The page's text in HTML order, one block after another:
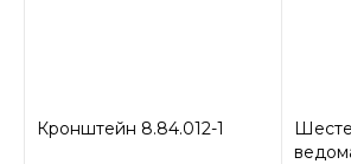
Кронштейн 8.84.012-1